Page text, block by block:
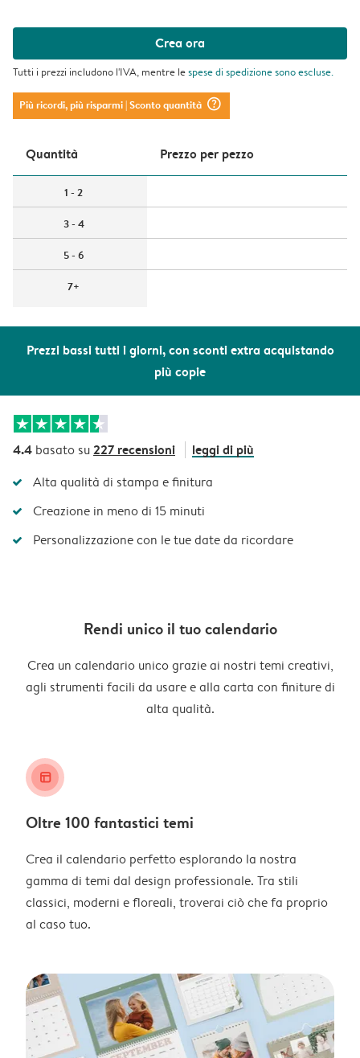
Prezzi bassi tutti i giorni, con sconti extra acquistando
più copie
Crea ora
Tutti i prezzi includono l'IVA, mentre lespese di spedizionesono escluse.
Più ricordi, più risparmi| Sconto quantità question_mark_circle
Quantità Prezzo per pezzo
1 - 2
3 - 4
5 - 6
7+
4.4 basato su227 recensioni leggi di più
Alta qualità di stampa e finitura
Creazione in meno di 15 minuti
Personalizzazione con le tue date da ricordare
Rendi unico il tuo calendario
Crea un calendario unico grazie ai nostri temi creativi,
agli strumenti facili da usare e alla carta con finiture di
alta qualità.
layout_alt
Oltre 100 fantastici temi
Crea il calendario perfetto esplorando la nostra
gamma di temi dal design professionale. Tra stili
classici, moderni e floreali, troverai ciò che fa proprio
al caso tuo.